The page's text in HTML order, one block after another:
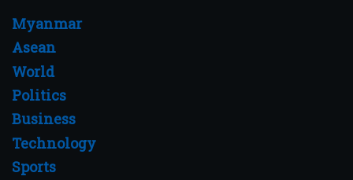
Myanmar
Asean
World
Politics
Business
Technology
Sports